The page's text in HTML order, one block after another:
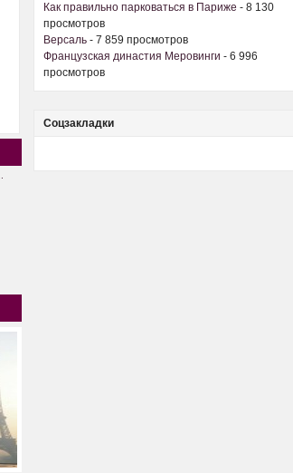
Как правильно парковаться в Париже - 8 130
просмотров
Версаль - 7 859 просмотров
Французская династия Меровинги - 6 996
просмотров
Соцзакладки